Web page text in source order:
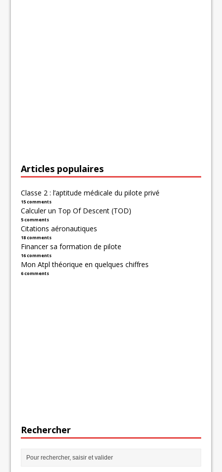
Articles populaires
Classe 2 : l’aptitude médicale du pilote privé
15 comments
Calculer un Top Of Descent (TOD)
5 comments
Citations aéronautiques
18 comments
Financer sa formation de pilote
16 comments
Mon Atpl théorique en quelques chiffres
6 comments
Rechercher